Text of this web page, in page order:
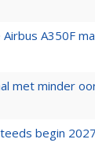
A350F
met minder
begin